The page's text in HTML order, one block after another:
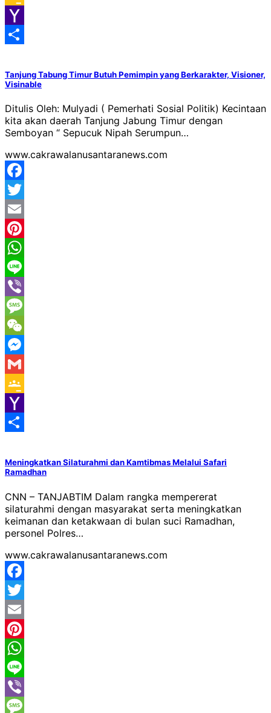
Google
Classroom
Yahoo
Tanjung Tabung Timur Butuh Pemimpin yang Berkarakter, Visioner,
Visinable
Ditulis Oleh: Mulyadi ( Pemerhati Sosial Politik) Kecintaan
kita akan daerah Tanjung Jabung Timur dengan
Semboyan “ Sepucuk Nipah Serumpun…
www.cakrawalanusantaranews.com
Facebook
Twitter
Email
Pinterest
WhatsApp
Line
Viber
Message
WeChat
Messenger
Gmail
Google
Classroom
Yahoo
Meningkatkan Silaturahmi dan Kamtibmas Melalui Safari
Ramadhan
CNN – TANJABTIM Dalam rangka mempererat
silaturahmi dengan masyarakat serta meningkatkan
keimanan dan ketakwaan di bulan suci Ramadhan,
personel Polres…
www.cakrawalanusantaranews.com
Facebook
Twitter
Email
Pinterest
WhatsApp
Line
Viber